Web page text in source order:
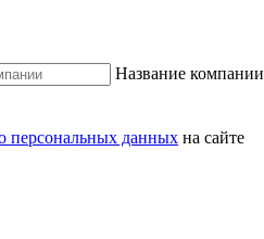
Название компании
персональных данных на сайте